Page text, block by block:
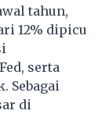
tahun,
12% dipicu
serta
Sebagai
di